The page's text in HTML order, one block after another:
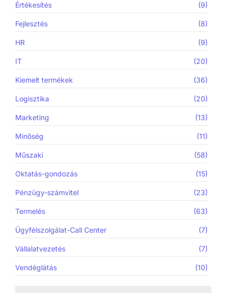
Értékesítés (9)
Fejlesztés (8)
HR (9)
IT (20)
Kiemelt termékek (36)
Logisztika (20)
Marketing (13)
Minőség (11)
Műszaki (58)
Oktatás-gondozás (15)
Pénzügy-számvitel (23)
Termelés (63)
Ügyfélszolgálat-Call Center (7)
Vállalatvezetés (7)
Vendéglátás (10)